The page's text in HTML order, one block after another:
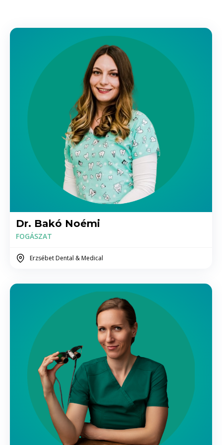
Gyökértömés csere első alkalom (régi
gyökértömés eltávolítás, fertőtlenítés,
gyógyszer)
40.000 Ft
Gyökértömés 1 csatorna
Gyökértömés 2 csatorna
32.000 Ft
Gyökértömés 3 csatorna
38.000 Ft
Gyógyszer (gyökérkezelés esetén)
10.000 Ft
Gyógyszercsere (gyökérkezelés esetén)
5.000 Ft
Kisebb beavatkozások
10000 - 20.000 között Ft
Fogak, foggyökerek eltávolítása
Incisio, csíkbehelyezés
15.000 Ft
Fogeltávolítás egyszerű
20000 - 30.000 között Ft
Bölcsességfog eltávolítás
30.000 - 40.000 között elhelyezkedéstől
Dr. Bakó Noémi
FOGÁSZAT
Erzsébet Dental & Medical